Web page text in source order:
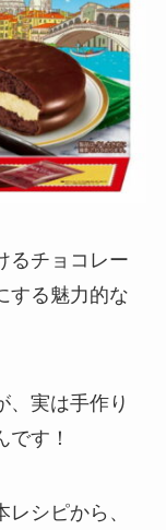
るチョコレー
する魅力的な
、実は手作り
す！
シピから、